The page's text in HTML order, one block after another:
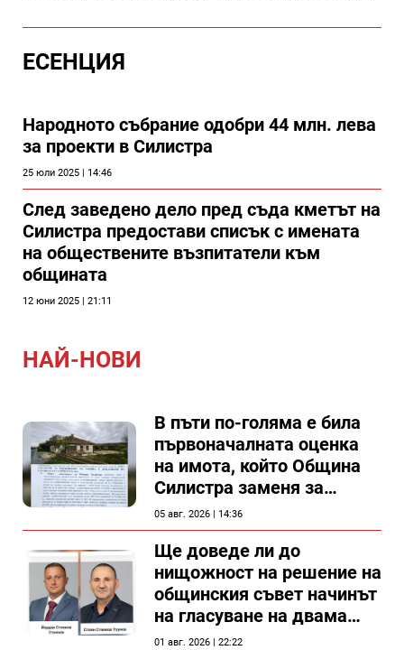
ЕСЕНЦИЯ
Народното събрание одобри 44 млн. лева
за проекти в Силистра
25 юли 2025 | 14:46
След заведено дело пред съда кметът на
Силистра предостави списък с имената
на обществените възпитатели към
общината
12 юни 2025 | 21:11
НАЙ-НОВИ
В пъти по-голяма е била
първоначалната оценка
на имота, който Община
Силистра заменя за
спирка, показват
документи
05 авг. 2026 | 14:36
Ще доведе ли до
нищожност на решение на
общинския съвет начинът
на гласуване на двама
съветници в Силистра?
01 авг. 2026 | 22:22